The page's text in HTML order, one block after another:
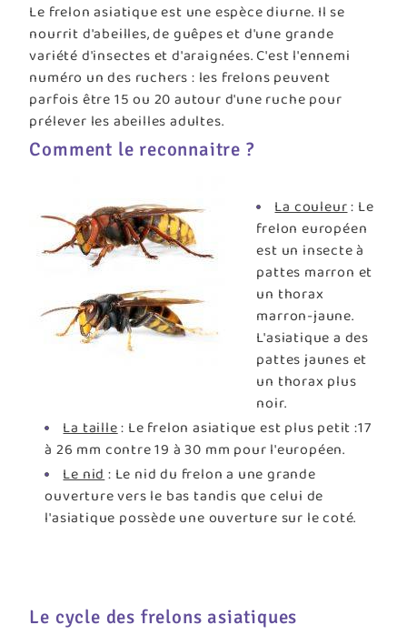
Le frelon asiatique est une espèce diurne. Il se
nourrit d'abeilles, de guêpes et d'une grande
variété d'insectes et d'araignées. C'est l'ennemi
numéro un des ruchers : les frelons peuvent
parfois être 15 ou 20 autour d'une ruche pour
prélever les abeilles adultes.
Comment le reconnaitre ?
La couleur: Le
frelon européen
est un insecte à
pattes marron et
un thorax
marron-jaune.
L'asiatique a des
pattes jaunes et
un thorax plus
noir.
La taille: Le frelon asiatique est plus petit :17
à 26 mm contre 19 à 30 mm pour l'européen.
Le nid: Le nid du frelon a une grande
ouverture vers le bas tandis que celui de
l'asiatique possède une ouverture sur le coté.
Le cycle des frelons asiatiques